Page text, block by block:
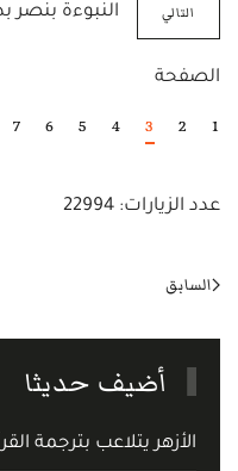
التالي النبوءة بنصر
الصفحة
1
2
3
4
5
6
7
عدد الزيارات: 22994
السابق
أضيف حديثا
الأزهر يتلاعب بترجمة